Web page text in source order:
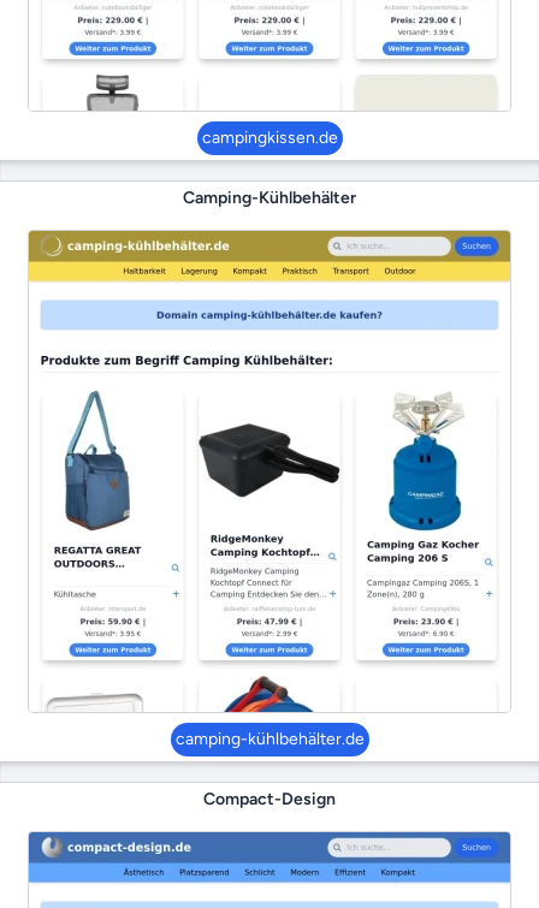
campingkissen.de
Camping-Kühlbehälter
camping-kühlbehälter.de
Compact-Design